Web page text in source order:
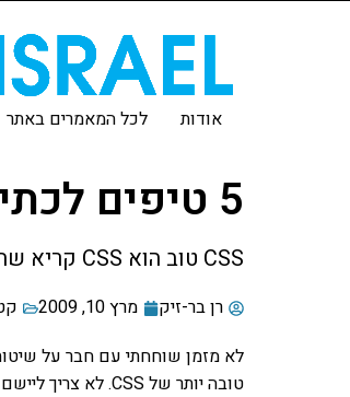
אודות לכל המאמרים באתר
5 טיפים לכתיבה טובה יותר של CSS
CSS טוב הוא CSS קריא שתוכלו להשתמש בו בפרויקטים נוספים. להלן 5 טיפים קצרים שיסייעו לכם לכתוב CSS טוב יותר.
רן בר-זיק מרץ 10, 2009